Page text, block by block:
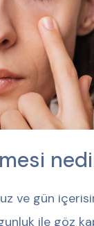
ve gün
ile göz